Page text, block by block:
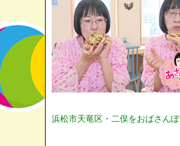
浜松市天竜区・二俣をおばさんぽ